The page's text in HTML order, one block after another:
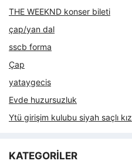
THE WEEKND konser bileti
çap/yan dal
sscb forma
Çap
yataygecis
Evde huzursuzluk
Ytü girişim kulubu siyah saçlı kız
KATEGORİLER